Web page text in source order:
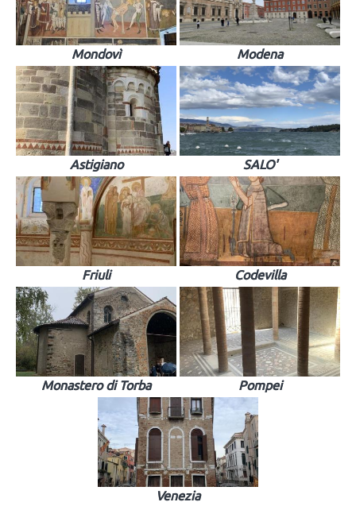
Mondovì Modena
Astigiano SALO'
Friuli Codevilla
Monastero di Torba Pompei
Venezia